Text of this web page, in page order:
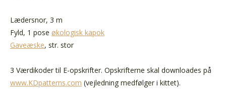
Lædersnor, 3 m
Fyld, 1 pose økologisk kapok
Gaveæske, str. stor
3 Værdikoder til E-opskrifter. Opskrifterne skal downloades på
www.KDpatterns.com (vejledning medfølger i kittet).